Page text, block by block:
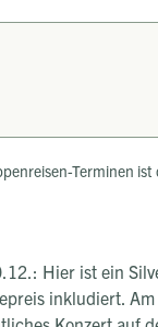
Terminen ist
Hier ist ein
inkludiert.